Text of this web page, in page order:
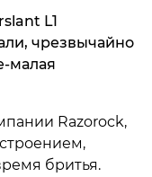
L1
чрезвычайно
малая
Razorock,
бритья.